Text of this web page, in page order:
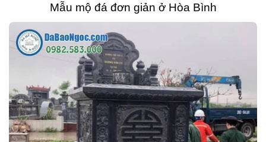
Mẫu mộ đá đơn giản ở Hòa Bình